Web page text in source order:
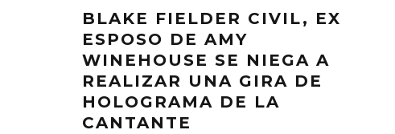
BLAKE FIELDER CIVIL, EX
ESPOSO DE AMY
WINEHOUSE SE NIEGA A
REALIZAR UNA GIRA DE
HOLOGRAMA DE LA
CANTANTE